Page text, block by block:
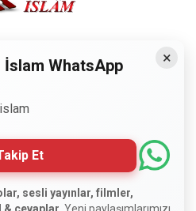
İslam. Her Hakkı Saklıdır.
insanların istifadesi için
sadık kalmak şartıyla, izin
Siteyi Göster
×
İslam WhatsApp
Et
sesli yayınlar, filmler,